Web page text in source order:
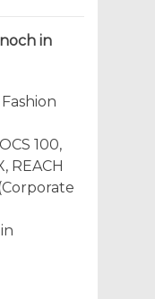
in
100,
REACH